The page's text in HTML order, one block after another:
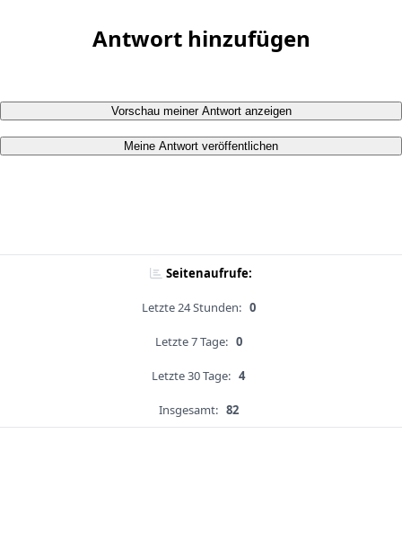
Antwort hinzufügen
Vorschau meiner Antwort anzeigen
Meine Antwort veröffentlichen
Seitenaufrufe:
Letzte 24 Stunden: 0
Letzte 7 Tage: 0
Letzte 30 Tage: 4
Insgesamt: 82